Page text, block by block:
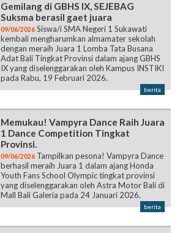
Gemilang di GBHS IX, SEJEBAG
Suksma berasil gaet juara
09/06/2026 Siswa/i SMA Negeri 1 Sukawati
kembali mengharumkan almamater sekolah
dengan meraih Juara 1 Lomba Tata Busana
Adat Bali Tingkat Provinsi dalam ajang GBHS
IX yang diselenggarakan oleh Kampus INSTIKI
pada Rabu, 19 Februari 2026.
berita
Memukau! Vampyra Dance Raih Juara
1 Dance Competition Tingkat
Provinsi.
09/06/2026 Tampilkan pesona! Vampyra Dance
berhasil meraih Juara 1 dalam ajang Honda
Youth Fans School Olympic tingkat provinsi
yang diselenggarakan oleh Astra Motor Bali di
Mall Bali Galeria pada 24 Januari 2026.
berita